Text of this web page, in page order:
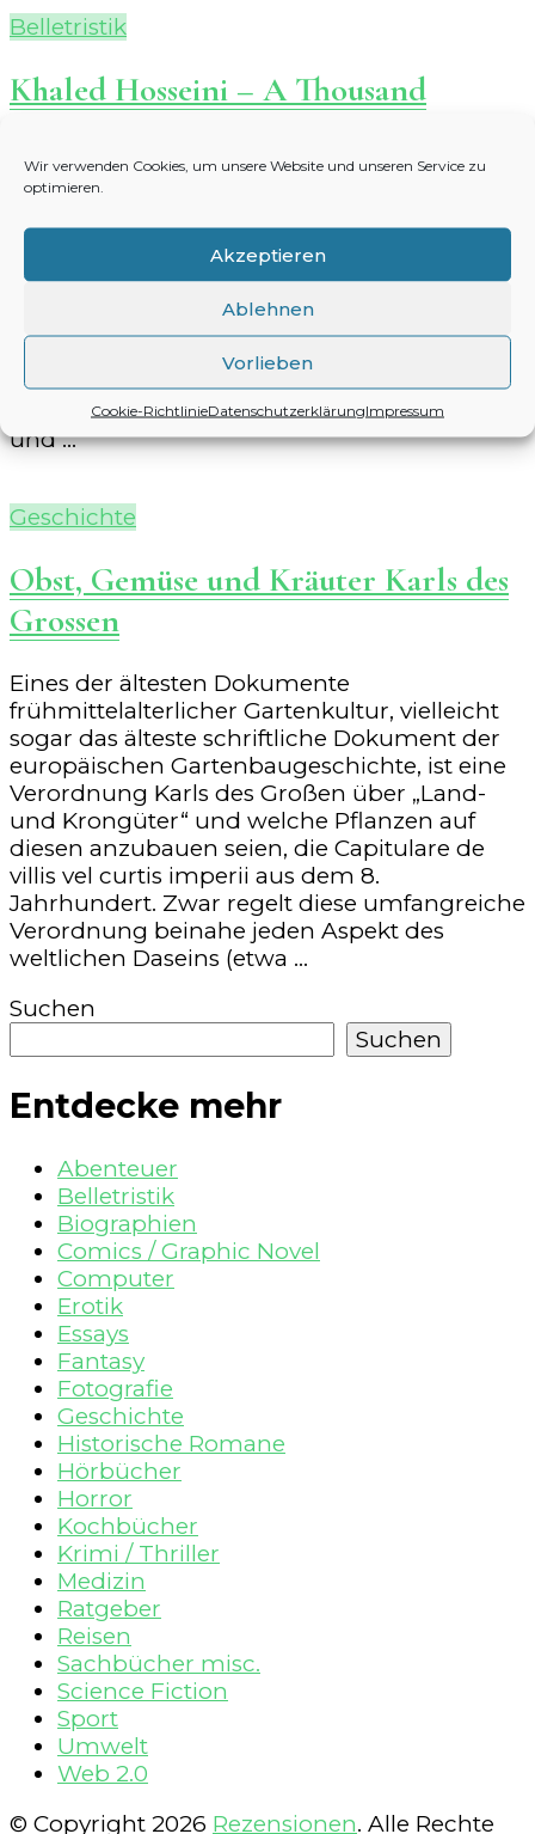
Wir verwenden Cookies, um unsere Website und unseren Service zu
optimieren.
Akzeptieren
Ablehnen
Vorlieben
Cookie-RichtlinieDatenschutzerklärungImpressum
Belletristik
Khaled Hosseini – A Thousand
Khaled Hosseini hat mit seinem Erstling, The
Sein zweiter Roman, A Thousand Splendid
Suns (deutsch: Tausend strahlende Sonnen),
führt erneut nach Afghanistan. Khaled
Hosseini – A Thousand Splendid Suns Drei
Jahrzehnte umspannt seine Geschichte, von
Mariam und Laila, die beide mit demselben
Mann verheiratet sind, der sie missbraucht
und …
Geschichte
Obst, Gemüse und Kräuter Karls des
Grossen
Eines der ältesten Dokumente
frühmittelalterlicher Gartenkultur, vielleicht
sogar das älteste schriftliche Dokument der
europäischen Gartenbaugeschichte, ist eine
Verordnung Karls des Großen über „Land-
und Krongüter“ und welche Pflanzen auf
diesen anzubauen seien, die Capitulare de
villis vel curtis imperii aus dem 8.
Jahrhundert. Zwar regelt diese umfangreiche
Verordnung beinahe jeden Aspekt des
weltlichen Daseins (etwa …
Suchen
Suchen
Entdecke mehr
Abenteuer
Belletristik
Biographien
Comics / Graphic Novel
Computer
Erotik
Essays
Fantasy
Fotografie
Geschichte
Historische Romane
Hörbücher
Horror
Kochbücher
Krimi / Thriller
Medizin
Ratgeber
Reisen
Sachbücher misc.
Science Fiction
Sport
Umwelt
Web 2.0
© Copyright 2026 Rezensionen. Alle Rechte